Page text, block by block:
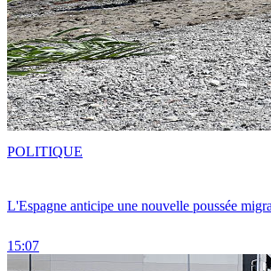
L'Espagne anticipe une nouvelle poussée
15:07
POLITIQUE